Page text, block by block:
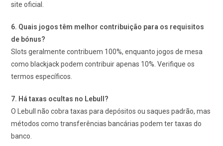
site oficial.
6. Quais jogos têm melhor contribuição para os requisitos
de bónus?
Slots geralmente contribuem 100%, enquanto jogos de mesa
como blackjack podem contribuir apenas 10%. Verifique os
termos específicos.
7. Há taxas ocultas no Lebull?
O Lebull não cobra taxas para depósitos ou saques padrão, mas
métodos como transferências bancárias podem ter taxas do
banco.